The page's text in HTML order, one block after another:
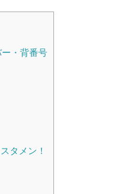
ー・背番号
タメン！